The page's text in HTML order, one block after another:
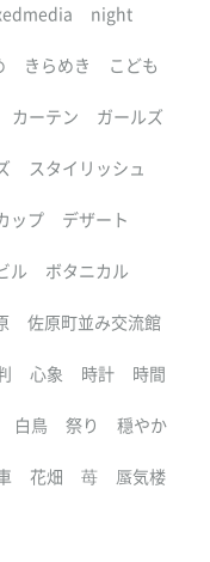
night
きらめき こども
カーテン ガールズ
スタイリッシュ
ップ デザート
ル ボタニカル
佐原町並み交流館
心象 時計 時間
白鳥 祭り 穏やか
花畑 苺 蜃気楼